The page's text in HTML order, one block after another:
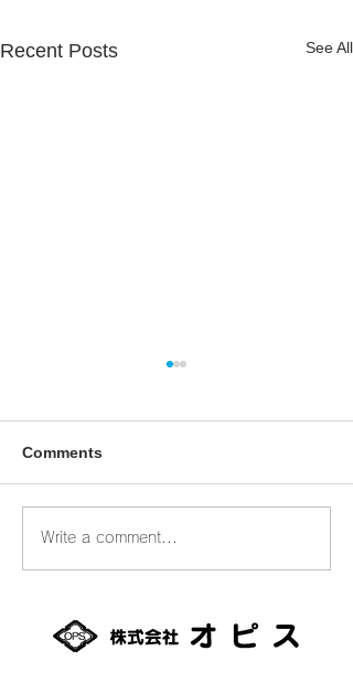
Recent Posts See All
オピスベーカリー ２月
一般販売のお知らせ
Comments
Write a comment...